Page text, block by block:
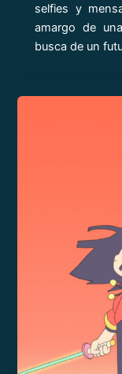
selfies y
amargo de
busca de un